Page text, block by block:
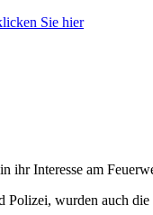
Sie hier
ihr Interesse am
wurden auch